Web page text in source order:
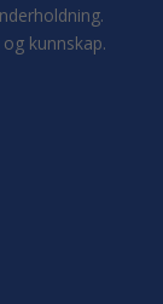
kunnskap.